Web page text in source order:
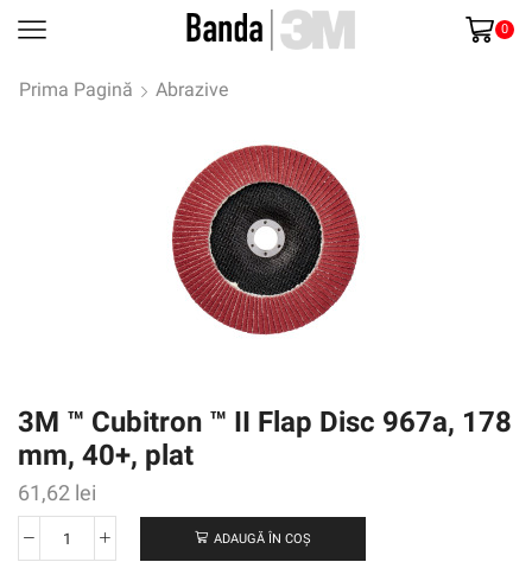
0
Prima Pagină Abrazive
3M ™ Cubitron ™ II Flap Disc 967a, 178
mm, 40+, plat
61,62 lei
Cantitate
ADAUGĂ ÎN COȘ